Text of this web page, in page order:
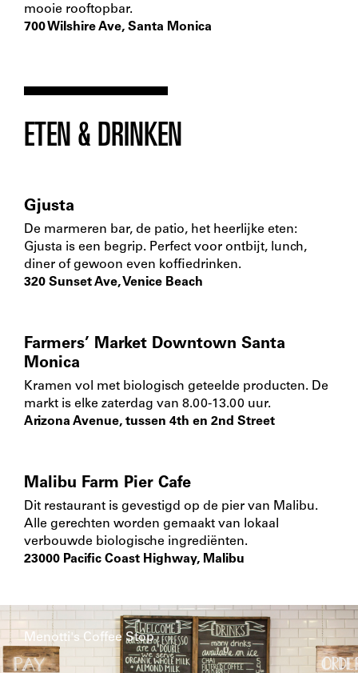
mooie rooftopbar.
700 Wilshire Ave, Santa Monica
ETEN & DRINKEN
Gjusta
De marmeren bar, de patio, het heerlijke eten:
Gjusta is een begrip. Perfect voor ontbijt, lunch,
diner of gewoon even koffiedrinken.
320 Sunset Ave, Venice Beach
Farmers’ Market Downtown Santa
Monica
Kramen vol met biologisch geteelde producten. De
markt is elke zaterdag van 8.00-13.00 uur.
Arizona Avenue, tussen 4th en 2nd Street
Malibu Farm Pier Cafe
Dit restaurant is gevestigd op de pier van Malibu.
Alle gerechten worden gemaakt van lokaal
verbouwde biologische ingrediënten.
23000 Pacific Coast Highway, Malibu
Menotti's Coffee Stop